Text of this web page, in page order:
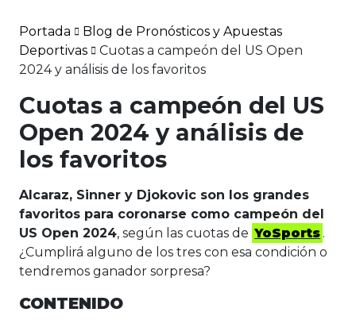
Portada
Blog de Pronósticos y Apuestas
Deportivas
Cuotas a campeón del US Open
2024 y análisis de los favoritos
Cuotas a campeón del US
Open 2024 y análisis de
los favoritos
Alcaraz, Sinner y Djokovic son los grandes
favoritos para coronarse como campeón del
US Open 2024, según las cuotas de YoSports .
¿Cumplirá alguno de los tres con esa condición o
tendremos ganador sorpresa?
CONTENIDO